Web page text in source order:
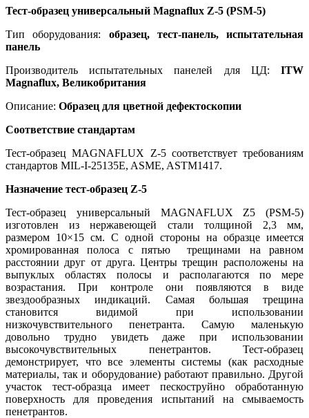
Тест-образец универсальный Magnaflux Z-5 (PSM-5)
Тип оборудования: образец, тест-панель, испытательная
панель
Производитель испытательных панелей для ЦД: ITW
Magnaflux, Великобритания
Описание: Образец для цветной дефектоскопии
Соответствие стандартам
Тест-образец MAGNAFLUX Z-5 cоответствует требованиям
стандартов MIL-I-25135E, ASME, ASTM1417.
Назначение тест-образец Z-5
Тест-образец универсальный MAGNAFLUX Z5 (PSM-5)
изготовлен из нержавеющей стали толщиной 2,3 мм,
размером 10×15 см. С одной стороны на образце имеется
хромированная полоса с пятью трещинами на равном
расстоянии друг от друга. Центры трещин расположены на
выпуклых областях полосы и располагаются по мере
возрастания. При контроле они появляются в виде
звездообразных индикаций. Самая большая трещина
становится видимой при использовании
низкочувствительного пенетранта. Самую маленькую
довольно трудно увидеть даже при использовании
высокочувствительных пенетрантов. Тест-образец
демонстрирует, что все элементы системы (как расходные
материалы, так и оборудование) работают правильно. Другой
участок тест-образца имеет пескоструйно обработанную
поверхность для проведения испытаний на смываемость
пенетрантов.